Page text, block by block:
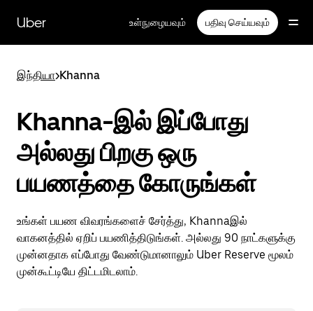
பக்கத்திற்குச்
செல்லவும்
Uber உள்நுழையவும் பதிவு செய்யவும்
இந்தியா>Khanna
Khanna-இல் இப்போது
அல்லது பிறகு ஒரு
பயணத்தை கோருங்கள்
உங்கள் பயண விவரங்களைச் சேர்த்து, Khannaஇல்
வாகனத்தில் ஏறிப் பயணித்திடுங்கள். அல்லது 90 நாட்களுக்கு
முன்னதாக எப்போது வேண்டுமானாலும் Uber Reserve மூலம்
முன்கூட்டியே திட்டமிடலாம்.